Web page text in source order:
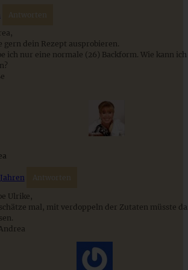
im August – die besten Ideen mit Obst
Antworten
gern dein Rezept ausprobieren.
ich nur eine normale (26) Backform. Wie kann
Antworten
Ulrike,
mal, mit verdoppeln der Zutaten müsste